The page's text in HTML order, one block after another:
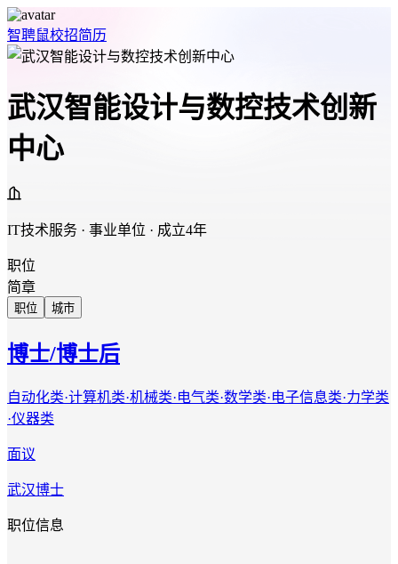
智聘鼠校招简历
武汉智能设计与数控技术创新
中心
IT技术服务 · 事业单位 · 成立4年
职位
简章
职位 城市
博士/博士后
自动化类·计算机类·机械类·电气类·数学类·电子信息类·力学类
·仪器类
面议
武汉博士
职位信息